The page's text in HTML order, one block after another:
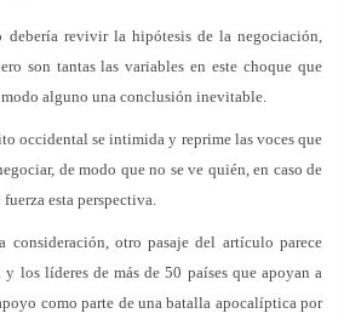
debería revivir la hipótesis de la negociación,
son tantas las variables en este choque que
modo alguno una conclusión inevitable.
occidental se intimida y reprime las voces que
de modo que no se ve quién, en caso de
esta perspectiva.
consideración, otro pasaje del artículo parece
los líderes de más de 50 países que apoyan a
como parte de una batalla apocalíptica por